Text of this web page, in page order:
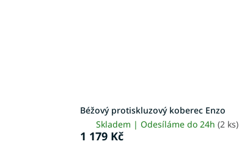
Béžový protiskluzový koberec Enzo
Skladem | Odesíláme do 24h (2 ks)
1 179 Kč